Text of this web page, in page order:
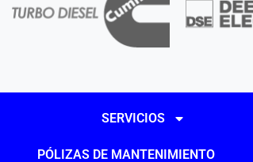
SERVICIOS
PÓLIZAS DE MANTENIMIENTO